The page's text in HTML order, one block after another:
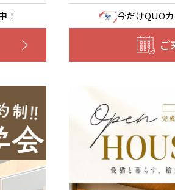
！ 今だけQUO
ご
さい。
ください。